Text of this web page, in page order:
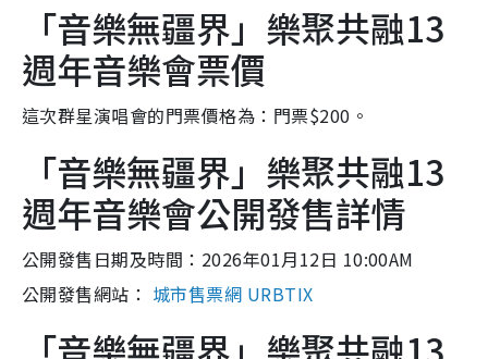
「音樂無疆界」樂聚共融13
週年音樂會票價
這次群星演唱會的門票價格為：門票$200。
「音樂無疆界」樂聚共融13
週年音樂會公開發售詳情
公開發售日期及時間：2026年01月12日 10:00AM
公開發售網站： 城市售票網 URBTIX
「音樂無疆界」樂聚共融13